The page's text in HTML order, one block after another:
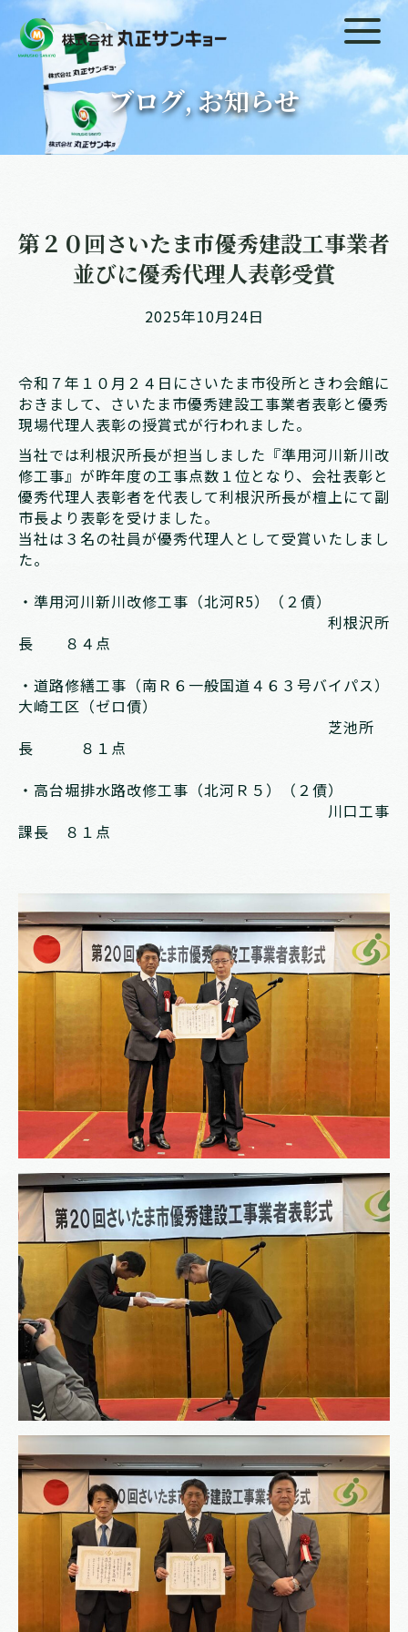
ブログ, お知らせ
第２０回さいたま市優秀建設工事業者
並びに優秀代理人表彰受賞
2025年10月24日
令和７年１０月２４日にさいたま市役所ときわ会館に
おきまして、さいたま市優秀建設工事業者表彰と優秀
現場代理人表彰の授賞式が行われました。
当社では利根沢所長が担当しました『準用河川新川改
修工事』が昨年度の工事点数１位となり、会社表彰と
優秀代理人表彰者を代表して利根沢所長が檀上にて副
市長より表彰を受けました。
当社は３名の社員が優秀代理人として受賞いたしまし
た。
・準用河川新川改修工事（北河R5）（２債）
利根沢所
長 ８４点
・道路修繕工事（南Ｒ６一般国道４６３号バイパス）
大崎工区（ゼロ債）
芝池所
長 ８１点
・高台堀排水路改修工事（北河Ｒ５）（２債）
川口工事
課長 ８１点